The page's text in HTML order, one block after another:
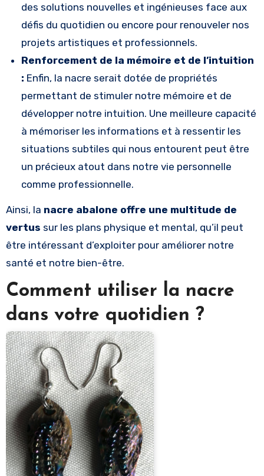
des solutions nouvelles et ingénieuses face aux
défis du quotidien ou encore pour renouveler nos
projets artistiques et professionnels.
Renforcement de la mémoire et de l’intuition
: Enfin, la nacre serait dotée de propriétés
permettant de stimuler notre mémoire et de
développer notre intuition. Une meilleure capacité
à mémoriser les informations et à ressentir les
situations subtiles qui nous entourent peut être
un précieux atout dans notre vie personnelle
comme professionnelle.
Ainsi, la nacre abalone offre une multitude de
vertus sur les plans physique et mental, qu’il peut
être intéressant d’exploiter pour améliorer notre
santé et notre bien-être.
Comment utiliser la nacre
dans votre quotidien ?